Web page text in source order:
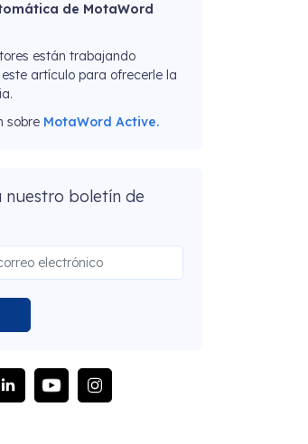
de MotaWord
están trabajando
artículo para ofrecerle la
sobre MotaWord Active.
nuestro boletín de